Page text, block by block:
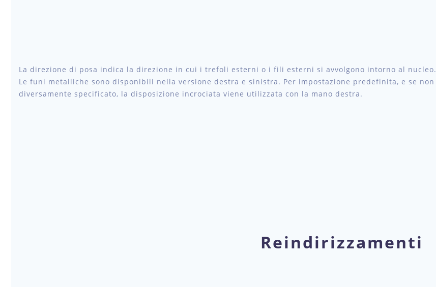
La direzione di posa indica la direzione in cui i trefoli esterni o i fili esterni si avvolgono intorno al nucleo.
Le funi metalliche sono disponibili nella versione destra e sinistra. Per impostazione predefinita, e se non
diversamente specificato, la disposizione incrociata viene utilizzata con la mano destra.
Reindirizzamenti